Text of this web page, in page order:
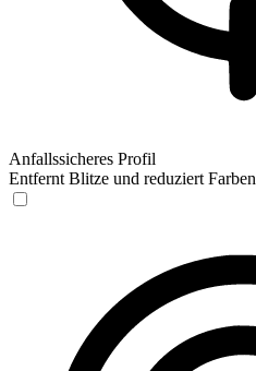
Anfallssicheres Profil
Entfernt Blitze und reduziert Farben